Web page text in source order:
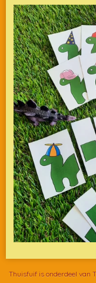
Thuisfuif is onderdeel van